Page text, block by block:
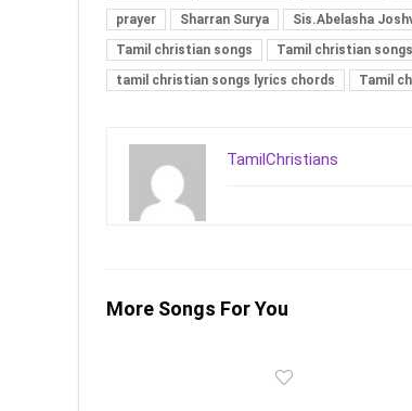
prayer
Sharran Surya Sis.Abelasha
Tamil christian songs
Tamil christian
tamil christian songs lyrics chords
Tamil
TamilChristians
More Songs For You